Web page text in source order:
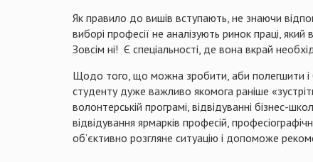
Як правило до вишів вступають, не знаючи
виборі професії не аналізують ринок праці,
Зовсім ні! Є спеціальності, де вона вкрай
Щодо того, що можна зробити, аби полегшити і
студенту дуже важливо якомога раніше
волонтерській програмі, відвідуванні бізнес-
відвідування ярмарків професій,
об’єктивно розгляне ситуацію і допоможе